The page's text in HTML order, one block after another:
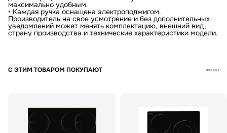
максимально удобным.
• Каждая ручка оснащена электроподжигом.
Производитель на свое усмотрение и без дополнительных
уведомлений может менять комплектацию, внешний вид,
страну производства и технические характеристики модели.
С ЭТИМ ТОВАРОМ ПОКУПАЮТ